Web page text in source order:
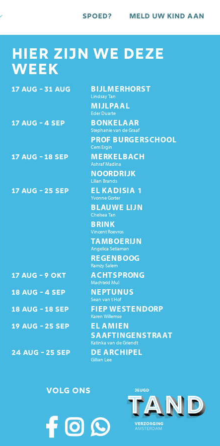
Meld uw kind aan
Spoed?
HIER ZIJN WE DEZE
WEEK
17 AUG 31 AUG BIJLMERHORST
Lindsay Tan
MIJLPAAL
Eder Duarte
17 AUG 4 SEP BONKELAAR
Stephanie van de Graaf
PROF BURGERSCHOOL
Cem Ergin
17 AUG 18 SEP MERKELBACH
Ashraf Madina
NOORDRIJK
Lilian Brands
17 AUG 25 SEP EL KADISIA 1
Yvonne Gorter
BLAUWE LIJN
Chelsea Tan
BRINK
Vincent Roevros
TAMBOERIJN
Angelica Setiaman
REGENBOOG
Ramzy Salem
17 AUG 9 OKT ACHTSPRONG
Machteld Mul
18 AUG 4 SEP NEPTUNUS
Sean van t Hof
18 AUG 18 SEP FIEP WESTENDORP
Karen Willemse
19 AUG 25 SEP
EL AMIEN
SAAFTINGENSTRAAT
Katinka van de Griendt
24 AUG 25 SEP DE ARCHIPEL
Gillian Lee
VOLG ONS